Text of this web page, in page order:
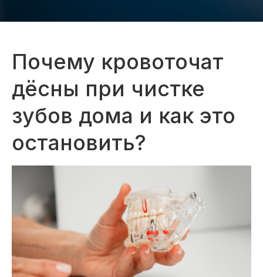
Почему кровоточат
дёсны при чистке
зубов дома и как это
остановить?